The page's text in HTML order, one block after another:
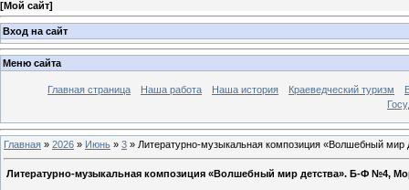
[Мой сайт]
Вход на сайт
Меню сайта
Главная страница Наша работа Наша история Краеведческий туризм
Главная » 2026 » Июнь » 3 » Литературно-музыкальная композиция «Волшебный
Литературно-музыкальная композиция «Волшебный мир детства». Б-Ф №4,